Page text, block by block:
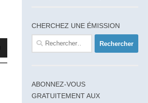
CHERCHEZ UNE ÉMISSION
Rechercher :
ABONNEZ-VOUS
GRATUITEMENT AUX